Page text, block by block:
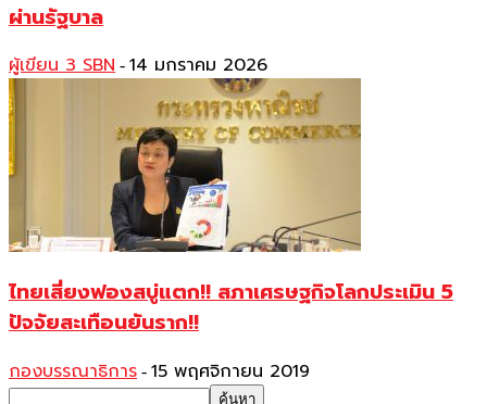
ผ่านรัฐบาล
ผู้เขียน 3 SBN - 14 มกราคม 2026
ไทยเสี่ยงฟองสบู่แตก!! สภาเศรษฐกิจโลกประเมิน 5
ปัจจัยสะเทือนยันราก!!
กองบรรณาธิการ - 15 พฤศจิกายน 2019